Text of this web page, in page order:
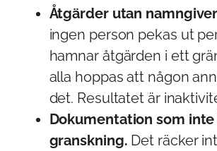
Åtgärder utan
ingen person pekas ut
hamnar åtgärden i ett
alla hoppas att någon
det. Resultatet är
Dokumentation som
granskning. Det räcker